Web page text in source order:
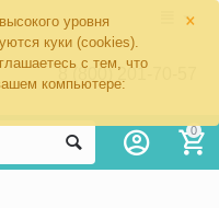
×
уровня
куки (cookies).
с тем, что
компьютере:
8 (800) 201-70-57
0